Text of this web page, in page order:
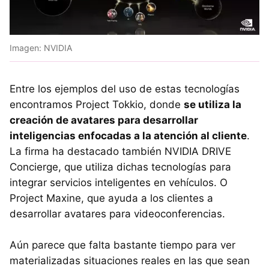
Imagen: NVIDIA
Entre los ejemplos del uso de estas tecnologías
encontramos Project Tokkio, donde se utiliza la
creación de avatares para desarrollar
inteligencias enfocadas a la atención al cliente.
La firma ha destacado también NVIDIA DRIVE
Concierge, que utiliza dichas tecnologías para
integrar servicios inteligentes en vehículos. O
Project Maxine, que ayuda a los clientes a
desarrollar avatares para videoconferencias.
Aún parece que falta bastante tiempo para ver
materializadas situaciones reales en las que sean